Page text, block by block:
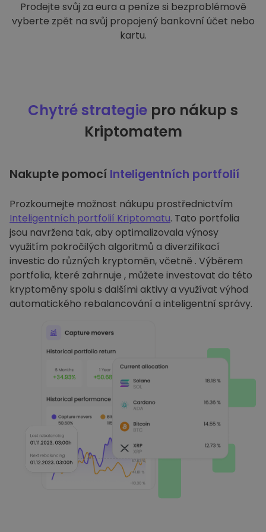
Prodejte svůj za eura a peníze si bezproblémově
vyberte zpět na svůj propojený bankovní účet nebo
kartu.
Chytré strategie pro nákup s
Kriptomatem
Nakupte pomocí Inteligentních portfolií
Prozkoumejte možnost nákupu prostřednictvím
Inteligentních portfolií Kriptomatu. Tato portfolia
jsou navržena tak, aby optimalizovala výnosy
využitím pokročilých algoritmů a diverzifikací
investic do různých kryptoměn, včetně . Výběrem
portfolia, které zahrnuje , můžete investovat do této
kryptoměny spolu s dalšími aktivy a využívat výhod
automatického rebalancování a inteligentní správy.